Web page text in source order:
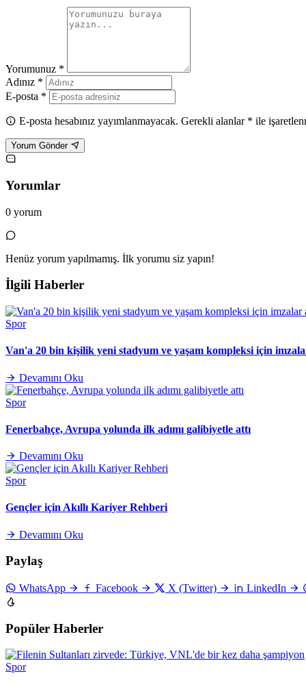
Yorumunuz *
Adınız *
E-posta *
E-posta hesabınız yayımlanmayacak. Gerekli alanlar * ile
Yorum Gönder
Yorumlar
0 yorum
Henüz yorum yapılmamış. İlk yorumu siz yapın!
İlgili Haberler
Spor
Van'a 20 bin kişilik yeni stadyum ve yaşam kompleksi için
Devamını Oku
Spor
Fenerbahçe, Avrupa yolunda ilk adımı galibiyetle attı
Devamını Oku
Spor
Gençler için Akıllı Kariyer Rehberi
Devamını Oku
Paylaş
WhatsApp Facebook X (Twitter) LinkedIn
Popüler Haberler
Spor